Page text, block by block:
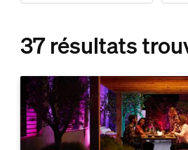
37 résultats